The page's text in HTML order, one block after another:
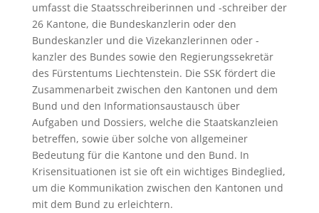
umfasst die Staatsschreiberinnen und -schreiber der
26 Kantone, die Bundeskanzlerin oder den
Bundeskanzler und die Vizekanzlerinnen oder -
kanzler des Bundes sowie den Regierungssekretär
des Fürstentums Liechtenstein. Die SSK fördert die
Zusammenarbeit zwischen den Kantonen und dem
Bund und den Informationsaustausch über
Aufgaben und Dossiers, welche die Staatskanzleien
betreffen, sowie über solche von allgemeiner
Bedeutung für die Kantone und den Bund. In
Krisensituationen ist sie oft ein wichtiges Bindeglied,
um die Kommunikation zwischen den Kantonen und
mit dem Bund zu erleichtern.